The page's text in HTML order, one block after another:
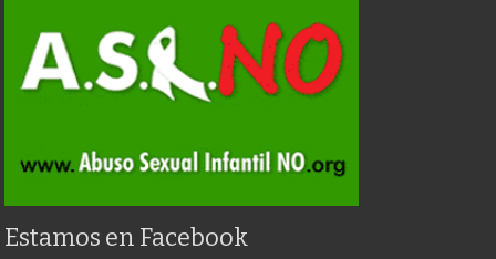
Estamos en Facebook